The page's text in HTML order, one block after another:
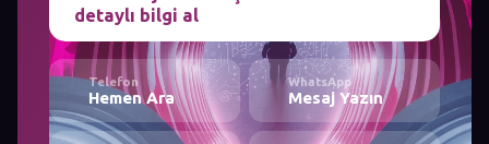
detaylı bilgi al
Telefon
Hemen Ara
WhatsApp
Mesaj Yazın